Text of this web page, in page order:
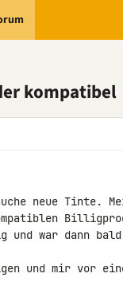
kompatibel
neue Tinte.
war dann
und mir vor